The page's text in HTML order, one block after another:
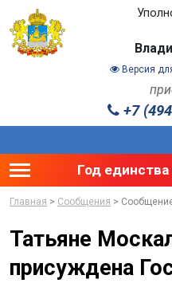
Версия
+7
Toggle main menu visibility
Год
Главная > Сообщения >
Татьяне
присуждена